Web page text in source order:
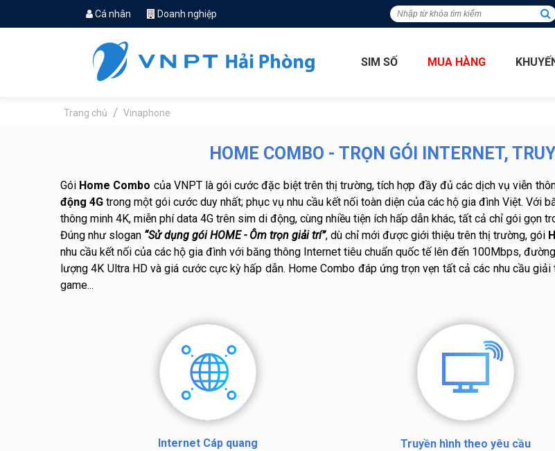
Cá nhân Doanh nghiệp
SIM SỐ MUA HÀNG
Trang chủ Vinaphone
HOME COMBO - TRỌN GÓI INTERNET,
Gói Home Combo của VNPT là gói cước đặc biệt trên thị trường, tích hợp đầy đủ các dịch vụ viễn
động 4G trong một gói cước duy nhất; phục vụ nhu cầu kết nối toàn diện của các hộ gia đình Việt. Với
thông minh 4K, miễn phí data 4G trên sim di động, cùng nhiều tiện ích hấp dẫn khác, tất cả chỉ gói gọn
Đúng như slogan “Sử dụng gói HOME - Ôm trọn giải trí”, dù chỉ mới được giới thiệu trên thị trường, gói
nhu cầu kết nối của các hộ gia đình với băng thông Internet tiêu chuẩn quốc tế lên đến 100Mbps,
lượng 4K Ultra HD và giá cước cực kỳ hấp dẫn. Home Combo đáp ứng trọn vẹn tất cả các nhu cầu
game...
Internet Cáp quang Truyền hình theo yêu cầu